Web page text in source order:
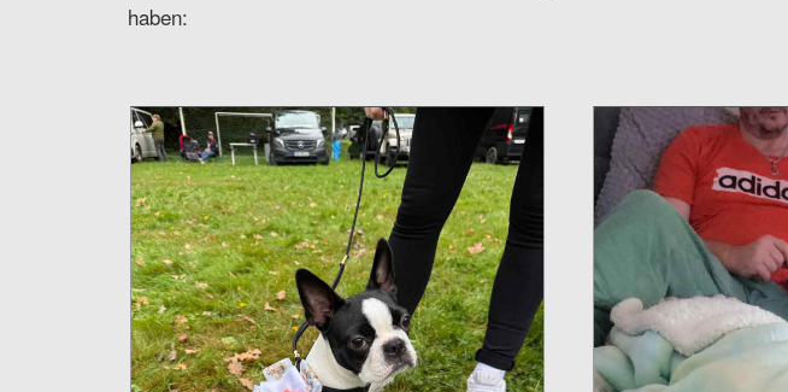
haben: